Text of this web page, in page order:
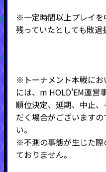
※一定時間以上プレイを
残っていたとしても敗退
※トーナメント本戦に
には、m HOLD'EM運営
順位決定、延期、中止
だく場合がございます
い。
※不測の事態が生じた際
ておりません。